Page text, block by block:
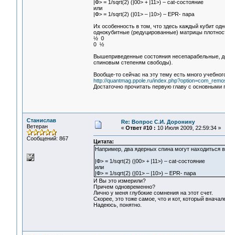
|Ф> = 1/sqrt(2) (|00> + |11>) – cat-состояние
или
|Ф> = 1/sqrt(2) (|01> – |10>) – EPR- пара
Их особенность в том, что здесь каждый кубит
однокубитные (редуцированные) матрицы
½ 0
0 ½
Вышеприведенные состояния несепарабельные,
спиновым степеням свободы).
Вообще-то сейчас на эту тему есть много
http://quantmag.ppole.ru/
Достаточно прочитать первую главу с
Станислав
Ветеран
Сообщений: 867
Re: Вопрос С.И. Доронину
« Ответ #10 : 10 Июля 2009, 22:59:34 »
Цитата:
Например, два ядерных спина могут находиться
|Ф> = 1/sqrt(2) (|00> + |11>) – cat-состояние
или
|Ф> = 1/sqrt(2) (|01> – |10>) – EPR- пара
И Вы это измерили?
Причем одновременно?
Лично у меня глубокие сомнения на этот счет.
Скорее, это тоже самое, что и кот, который
Надеюсь, понятно.